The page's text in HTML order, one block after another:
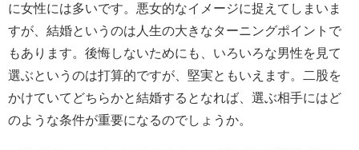
に女性には多いです。悪女的なイメージに捉えてしまいま
すが、結婚というのは人生の大きなターニングポイントで
もあります。後悔しないためにも、いろいろな男性を見て
選ぶというのは打算的ですが、堅実ともいえます。二股を
かけていてどちらかと結婚するとなれば、選ぶ相手にはど
のような条件が重要になるのでしょうか。